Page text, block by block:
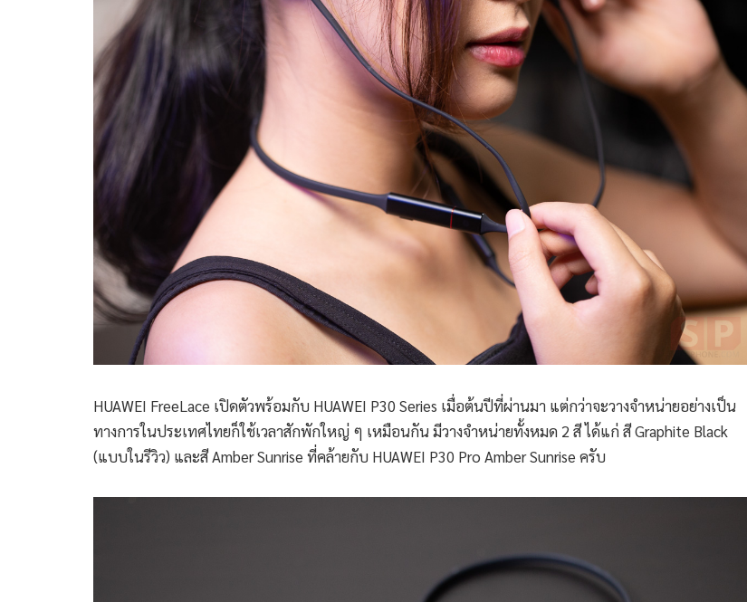
HUAWEI FreeLace เปิดตัวพร้อมกับ HUAWEI P30 Series เมื่อต้นปีที่ผ่านมา แต่กว่าจะวางจำหน่ายอย่างเป็น
ทางการในประเทศไทยก็ใช้เวลาสักพักใหญ่ ๆ เหมือนกัน มีวางจำหน่ายทั้งหมด 2 สี ได้แก่ สี Graphite Black
(แบบในรีวิว) และสี Amber Sunrise ที่คล้ายกับ HUAWEI P30 Pro Amber Sunrise ครับ